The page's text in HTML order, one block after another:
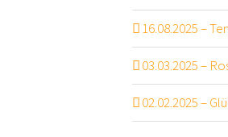
16.08.2025 –
03.03.2025 –
02.02.2025 –